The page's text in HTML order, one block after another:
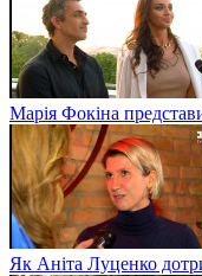
Марія Фокіна
Як Аніта Луценко